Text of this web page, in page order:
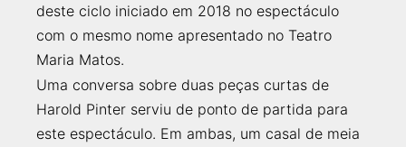
deste ciclo iniciado em 2018 no espectáculo
com o mesmo nome apresentado no Teatro
Maria Matos.
Uma conversa sobre duas peças curtas de
Harold Pinter serviu de ponto de partida para
este espectáculo. Em ambas, um casal de meia